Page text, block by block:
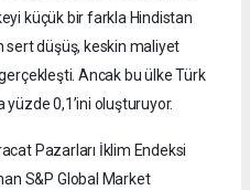
küçük bir farkla Hindistan
sert düşüş, keskin maliyet
gerçekleşti. Ancak bu ülke Türk
yüzde 0,1’ini oluşturuyor.
Pazarları İklim Endeksi
S&P Global Market